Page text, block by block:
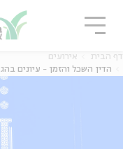
דף הבית
אירועים
הדין השכל והזמן - עיונים
סגור